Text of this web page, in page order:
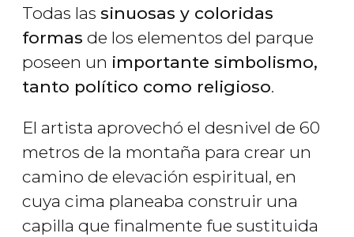
Todas las sinuosas y coloridas
formas de los elementos del parque
poseen un importante simbolismo,
tanto político como religioso.
El artista aprovechó el desnivel de 60
metros de la montaña para crear un
camino de elevación espiritual, en
cuya cima planeaba construir una
capilla que finalmente fue sustituida